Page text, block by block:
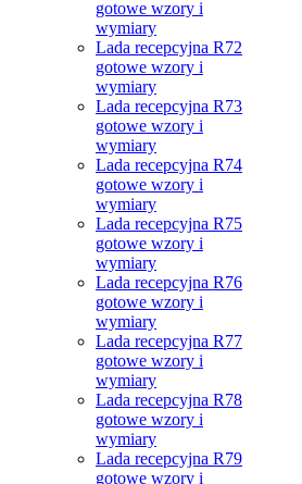
gotowe wzory i
wymiary
Lada recepcyjna R72
gotowe wzory i
wymiary
Lada recepcyjna R73
gotowe wzory i
wymiary
Lada recepcyjna R74
gotowe wzory i
wymiary
Lada recepcyjna R75
gotowe wzory i
wymiary
Lada recepcyjna R76
gotowe wzory i
wymiary
Lada recepcyjna R77
gotowe wzory i
wymiary
Lada recepcyjna R78
gotowe wzory i
wymiary
Lada recepcyjna R79
gotowe wzory i